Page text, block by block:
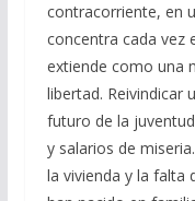
contracorriente, en
concentra cada vez
extiende como una
libertad. Reivindicar
futuro de la
y salarios de
la vivienda y la falta